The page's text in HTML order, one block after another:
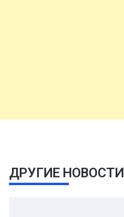
ДРУГИЕ НОВОСТИ